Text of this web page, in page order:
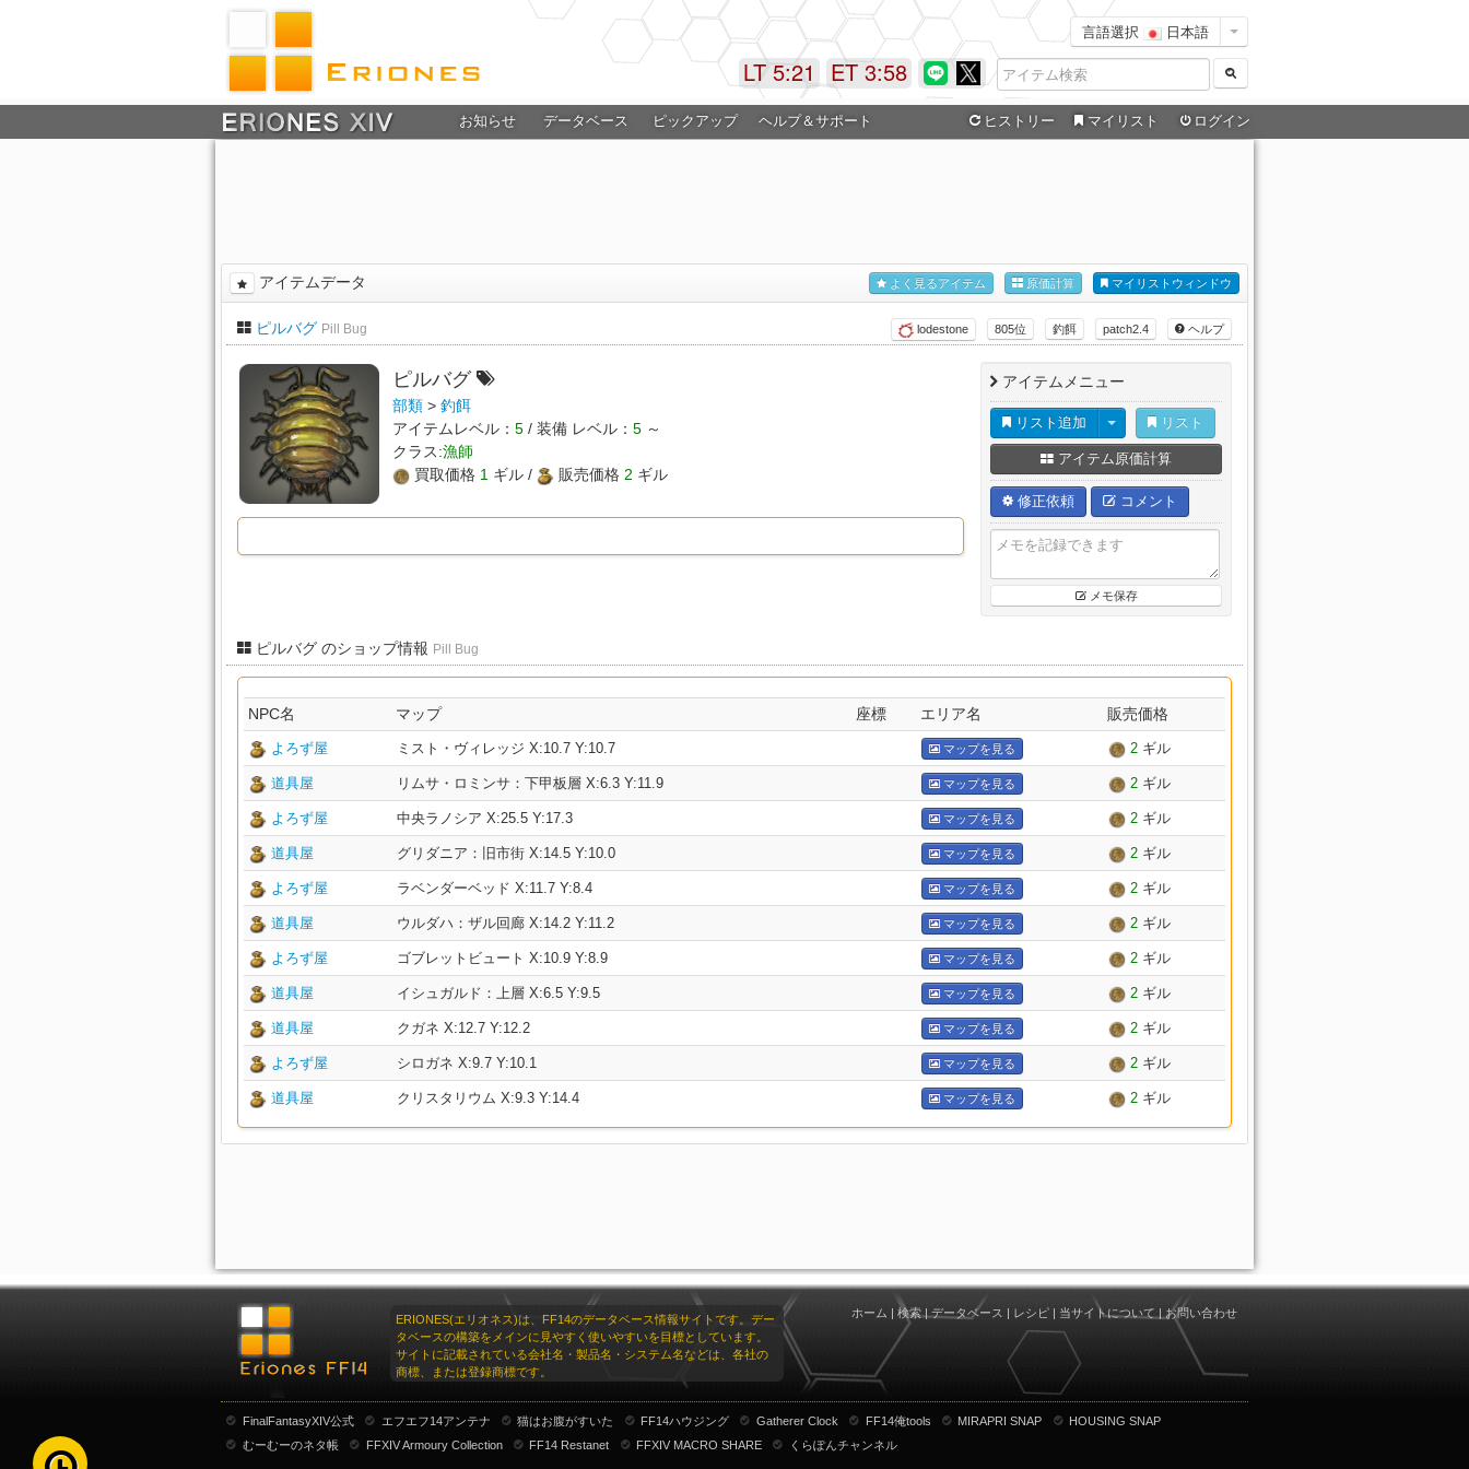
言語選択 日本語
ET 3:58
LT 5:21
お知らせ データベース ピックアップ ヘルプ＆サポート ヒストリー マイリスト ログイン
アイテムデータ マイリストウィンドウ
原価計算
よく見るアイテム
ピルバグ Pill Bug ヘルプ
patch2.4
釣餌
805位
lodestone
ピルバグ
部類 > 釣餌
アイテムレベル： 5 / 装備 レベル： 5 ～
クラス:漁師
買取価格 1 ギル / 販売価格 2 ギル
アイテムメニュー
リスト追加 リスト
アイテム原価計算
修正依頼 コメント
メモ保存
ピルバグ のショップ情報 Pill Bug
NPC名 マップ 座標 エリア名 販売価格
よろず屋 ミスト・ヴィレッジ X:10.7 Y:10.7 マップを見る 2 ギル
道具屋 リムサ・ロミンサ：下甲板層 X:6.3 Y:11.9 マップを見る 2 ギル
よろず屋 中央ラノシア X:25.5 Y:17.3 マップを見る 2 ギル
道具屋 グリダニア：旧市街 X:14.5 Y:10.0 マップを見る 2 ギル
よろず屋 ラベンダーベッド X:11.7 Y:8.4 マップを見る 2 ギル
道具屋 ウルダハ：ザル回廊 X:14.2 Y:11.2 マップを見る 2 ギル
よろず屋 ゴブレットビュート X:10.9 Y:8.9 マップを見る 2 ギル
道具屋 イシュガルド：上層 X:6.5 Y:9.5 マップを見る 2 ギル
道具屋 クガネ X:12.7 Y:12.2 マップを見る 2 ギル
よろず屋 シロガネ X:9.7 Y:10.1 マップを見る 2 ギル
道具屋 クリスタリウム X:9.3 Y:14.4 マップを見る 2 ギル
ERIONES(エリオネス)は、FF14のデータベース情報サイトです。デー
タベースの構築をメインに見やすく使いやすいを目標としています。
サイトに記載されている会社名・製品名・システム名などは、各社の
商標、または登録商標です。
ホーム 検索| データベース レシピ 当サイトについて お問い合わせ
FinalFantasyXIV公式 エフエフ14アンテナ 猫はお腹がすいた FF14ハウジング Gatherer Clock FF14俺tools MIRAPRI SNAP
HOUSING SNAP
むーむーのネタ帳
FFXIV Armoury Collection FF14 Restanet FFXIV MACRO SHARE くらぽんチャンネル